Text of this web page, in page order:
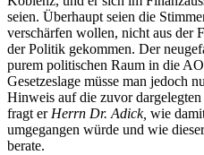
seien. Überhaupt seien die
verschärfen wollen, nicht aus der
der Politik gekommen. Der
purem politischen Raum in die
Gesetzeslage müsse man jedoch
Hinweis auf die zuvor dargelegten
fragt er Herrn Dr. Adick, wie
umgegangen würde und wie
berate.